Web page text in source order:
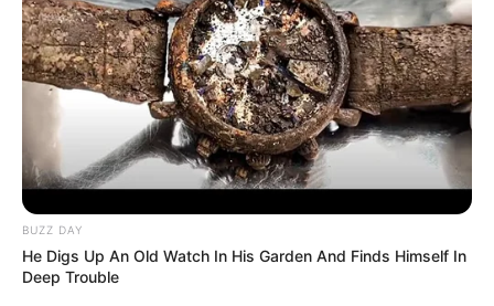
énorme surprise
LISICLES (5), l’inconnue totale
LISICLES (5) revient de loin après de sérieux soucis
de santé. Certes, il peine à retrouver son meilleur
niveau. Cependant, sa valeur a été revue à la baisse.
De plus, il s’était placé sur ce parcours par le passé.
Pour les amateurs de sensations fortes, il peut
surprendre.
BUZZ DAY
He Digs Up An Old Watch In His Garden And Finds Himself In
Deep Trouble